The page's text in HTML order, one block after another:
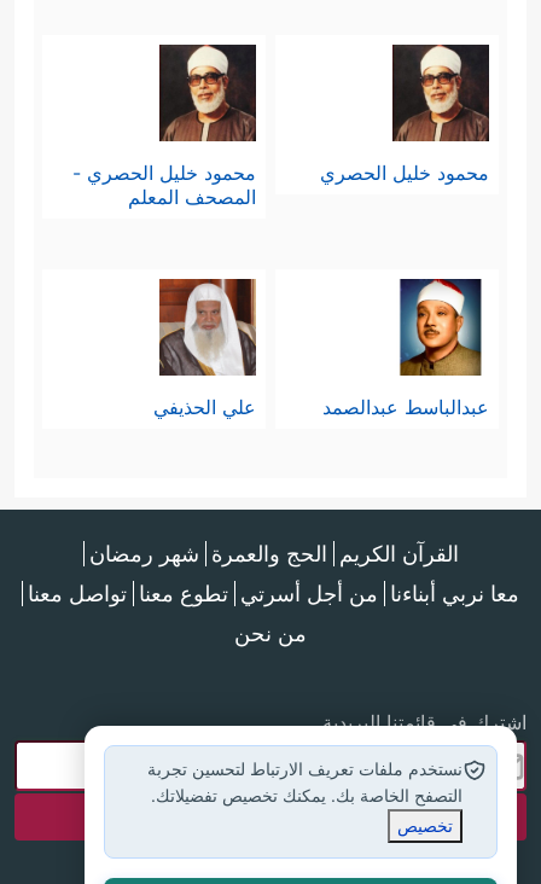
محمود خليل الحصري
محمود خليل الحصري -
المصحف المعلم
عبدالباسط عبدالصمد علي الحذيفي
القرآن الكريم الحج والعمرة شهر رمضان
معا نربي أبناءنا من أجل أسرتي تطوع معنا تواصل معنا
من نحن
اشترك في قائمتنا البريدية
نستخدم ملفات تعريف الارتباط لتحسين تجربة
التصفح الخاصة بك. يمكنك تخصيص تفضيلاتك.
تخصيص